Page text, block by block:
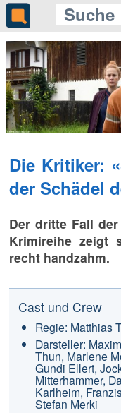
Die Kritiker:
der Schädel
Der dritte Fall
Krimireihe zeigt
recht handzahm.
Cast und Crew
Regie: Matthias
Darsteller:
Thun, Marlene
Gundi Ellert,
Mitterhammer,
Karlheim,
Stefan Merki